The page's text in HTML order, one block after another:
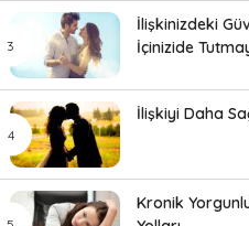
İlişkinizdeki
İçinizide
İlişkiyi Daha
Kronik